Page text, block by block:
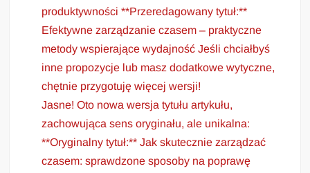
produktywności **Przeredagowany tytuł:**
Efektywne zarządzanie czasem – praktyczne
metody wspierające wydajność Jeśli chciałbyś
inne propozycje lub masz dodatkowe wytyczne,
chętnie przygotuję więcej wersji!
Jasne! Oto nowa wersja tytułu artykułu,
zachowująca sens oryginału, ale unikalna:
**Oryginalny tytuł:** Jak skutecznie zarządzać
czasem: sprawdzone sposoby na poprawę